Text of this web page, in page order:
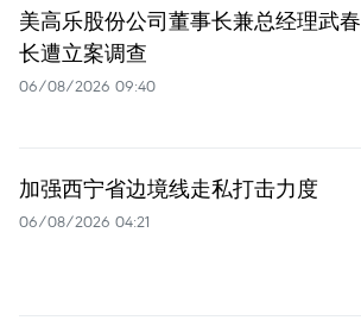
美高乐股份公司董事长兼总经理武春
长遭立案调查
06/08/2026 09:40
加强西宁省边境线走私打击力度
06/08/2026 04:21